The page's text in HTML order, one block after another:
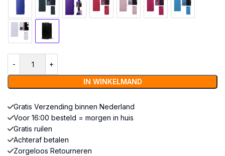
IN WINKELMAND
Gratis Verzending binnen Nederland
Voor 16:00 besteld = morgen in huis
Gratis ruilen
Achteraf betalen
Zorgeloos Retourneren